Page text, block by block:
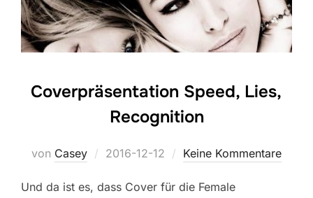
Coverpräsentation Speed, Lies,
Recognition
von Casey
Veröffentlicht
2016-12-12 Keine Kommentare
Und da ist es, dass Cover für die Female